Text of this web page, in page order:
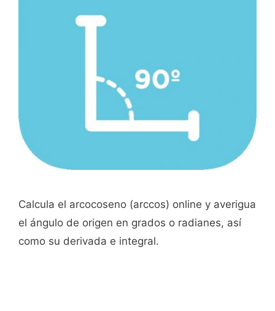
Calcula el arcocoseno (arccos) online y averigua
el ángulo de origen en grados o radianes, así
como su derivada e integral.